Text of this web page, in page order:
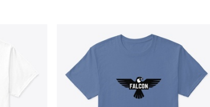
Doorgaan met winkelen